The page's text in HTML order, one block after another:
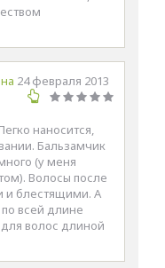
24 февраля 2013
наносится,
Бальзамчик
(у меня
Волосы после
и блестящими. А
всей длине
волос длиной